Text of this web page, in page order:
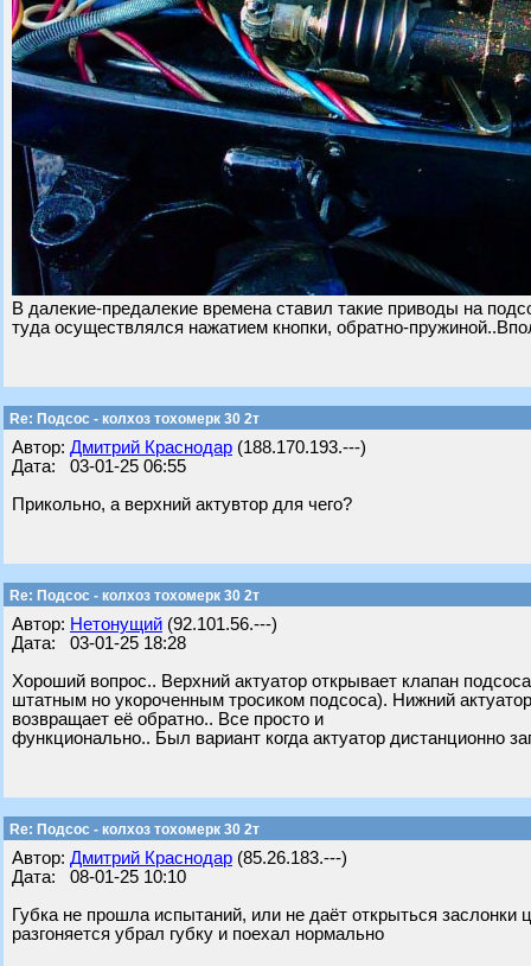
В далекие-предалекие времена ставил такие приводы на
туда осуществлялся нажатием кнопки, обратно-
Re: Подсос - колхоз тохомерк 30 2т
Автор: Дмитрий Краснодар (188.170.193.---)
Дата: 03-01-25 06:55
Прикольно, а верхний актувтор для чего?
Re: Подсос - колхоз тохомерк 30 2т
Автор: Нетонущий (92.101.56.---)
Дата: 03-01-25 18:28
Хороший вопрос.. Верхний актуатор открывает клапан
штатным но укороченным тросиком подсоса). Нижний
возвращает её обратно.. Все просто и
функционально.. Был вариант когда актуатор дистанционно
Re: Подсос - колхоз тохомерк 30 2т
Автор: Дмитрий Краснодар (85.26.183.---)
Дата: 08-01-25 10:10
Губка не прошла испытаний, или не даёт открыться
разгоняется убрал губку и поехал нормально